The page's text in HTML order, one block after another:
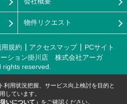
物件リクエスト
用規約 アクセスマップ
PCサイト
ション掛川店 株式会社アーガ
rights reserved.
利用状況把握、サービス向上検討を目的と
しています。
いについて」 をご確認ください。